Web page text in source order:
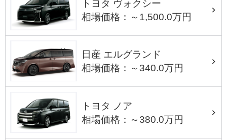
トヨタ ヴォクシー
相場価格：～1,500.0万円
日産 エルグランド
相場価格：～340.0万円
トヨタ ノア
相場価格：～380.0万円